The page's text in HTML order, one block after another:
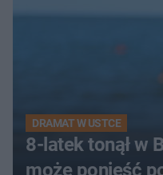
DRAMAT W USTCE
8-latek tonął w
może ponieść